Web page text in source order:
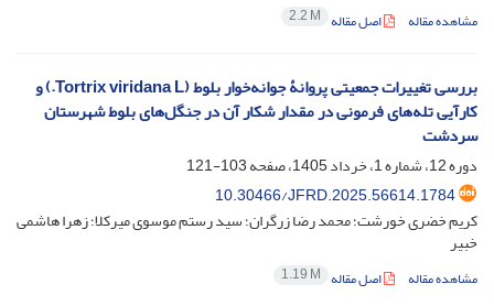
مشاهده مقاله اصل مقاله 2.2 M
بررسی تغییرات جمعیتی پروانۀ جوانه‌خوار بلوط (‏Tortrix viridana L.) و
کارآیی تله‌های فرمونی در مقدار شکار آن در جنگل‌های بلوط ‏شهرستان
سردشت
دوره 12، شماره 1، خرداد 1405، صفحه
103-121
10.30466/JFRD.2025.56614.1784
کریم خضری خورشت؛ محمد رضا زرگران؛ سید رستم موسوی میرکلا؛ زهرا هاشمی
خبیر
مشاهده مقاله اصل مقاله 1.19 M